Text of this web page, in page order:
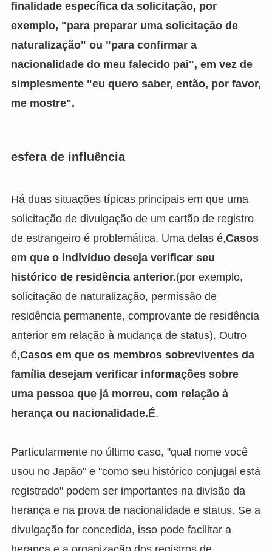
finalidade específica da solicitação, por
exemplo, "para preparar uma solicitação de
naturalização" ou "para confirmar a
nacionalidade do meu falecido pai", em vez de
simplesmente "eu quero saber, então, por favor,
me mostre".
esfera de influência
Há duas situações típicas principais em que uma
solicitação de divulgação de um cartão de registro
de estrangeiro é problemática. Uma delas é,Casos
em que o indivíduo deseja verificar seu
histórico de residência anterior.(por exemplo,
solicitação de naturalização, permissão de
residência permanente, comprovante de residência
anterior em relação à mudança de status). Outro
é,Casos em que os membros sobreviventes da
família desejam verificar informações sobre
uma pessoa que já morreu, com relação à
herança ou nacionalidade.É.
Particularmente no último caso, "qual nome você
usou no Japão" e "como seu histórico conjugal está
registrado" podem ser importantes na divisão da
herança e na prova de nacionalidade e status. Se a
divulgação for concedida, isso pode facilitar a